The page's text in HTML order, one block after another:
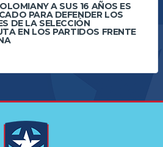
A SUS 16 AÑOS ES
PARA DEFENDER LOS
DE LA SELECCIÓN
EN LOS PARTIDOS FRENTE